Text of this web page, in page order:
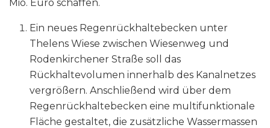
Mio. Euro schaffen.
Ein neues Regenrückhaltebecken unter
Thelens Wiese zwischen Wiesenweg und
Rodenkirchener Straße soll das
Rückhaltevolumen innerhalb des Kanalnetzes
vergrößern. Anschließend wird über dem
Regenrückhaltebecken eine multifunktionale
Fläche gestaltet, die zusätzliche Wassermassen